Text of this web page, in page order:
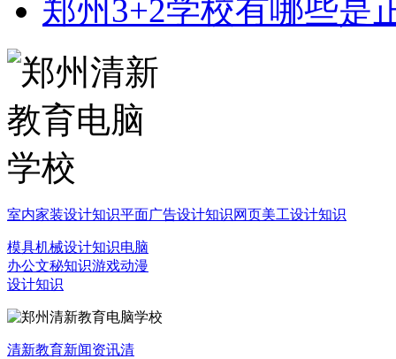
郑州3+2学校有哪些是
室内家装设计知识平面广告设计知识网页美工设计知识
模具机械设计知识电脑
办公文秘知识游戏动漫
设计知识
清新教育新闻资讯清